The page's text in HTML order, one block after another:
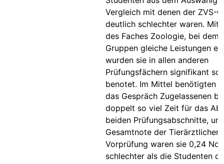
Vergleich mit denen der ZVS-
deutlich schlechter waren. Mit
des Faches Zoologie, bei dem
Gruppen gleiche Leistungen
wurden sie in allen anderen
Prüfungsfächern signifikant
benotet. Im Mittel benötigten
das Gespräch Zugelassenen
doppelt so viel Zeit für das
beiden Prüfungsabschnitte,
Gesamtnote der Tierärztlichen
Vorprüfung waren sie 0,24
schlechter als die Studenten